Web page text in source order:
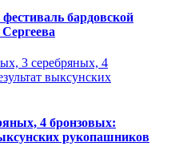
бардовской
4 бронзовых:
рукопашников